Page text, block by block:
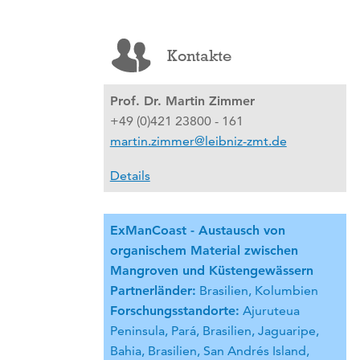
Kontakte
Prof. Dr. Martin Zimmer
+49 (0)421 23800 - 161
martin.zimmer@leibniz-zmt.de
Details
ExManCoast - Austausch von
organischem Material zwischen
Mangroven und Küstengewässern
Partnerländer: Brasilien, Kolumbien
Forschungsstandorte: Ajuruteua
Peninsula, Pará, Brasilien, Jaguaripe,
Bahia, Brasilien, San Andrés Island,